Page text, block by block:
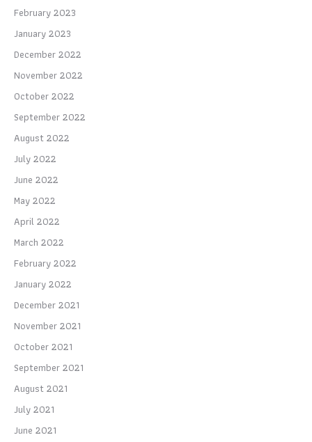
February 2023
January 2023
December 2022
November 2022
October 2022
September 2022
August 2022
July 2022
June 2022
May 2022
April 2022
March 2022
February 2022
January 2022
December 2021
November 2021
October 2021
September 2021
August 2021
July 2021
June 2021